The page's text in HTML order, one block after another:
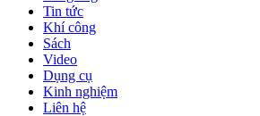
Tin tức
Khí công
Sách
Video
Dụng cụ
Kinh nghiệm
Liên hệ